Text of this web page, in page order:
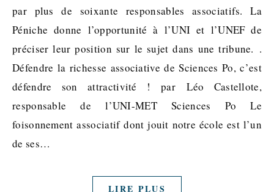
par plus de soixante responsables associatifs. La
Péniche donne l’opportunité à l’UNI et l’UNEF de
préciser leur position sur le sujet dans une tribune. .
Défendre la richesse associative de Sciences Po, c’est
défendre son attractivité ! par Léo Castellote,
responsable de l’UNI-MET Sciences Po Le
foisonnement associatif dont jouit notre école est l’un
de ses…
LIRE PLUS